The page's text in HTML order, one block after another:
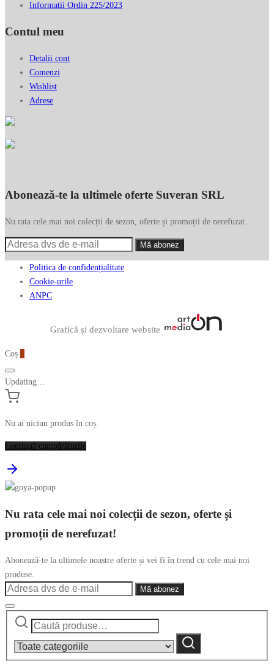
Informatii Ordin 225/2023
Contul meu
Detalii cont
Comenzi
Wishlist
Adrese
Abonează-te la ultimele oferte Suveran SRL
Nu rata cele mai noi colecții de sezon, oferte și promoții de nerefuzat.
Politica de confidențialitate
Cookie-urile
ANPC
Graficã și dezvoltare website
Coș
Updating…
Nu ai niciun produs în coș.
Continuă cumpărăturile
Nu rata cele mai noi colecții de sezon, oferte și
promoții de nerefuzat!
Abonează-te la ultimele noastre oferte și vei fi în trend cu cele mai noi
produse.
Caută
category:
Caută